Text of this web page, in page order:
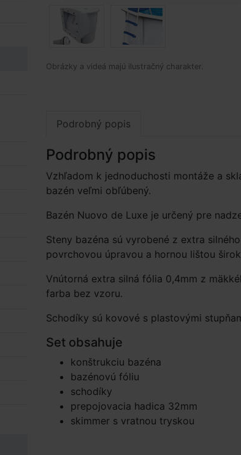
Obrázky a videá majú ilustračný charakter.
Podrobný popis
Podrobný popis
Vzhľadom k jednoduchosti montáže a
bazén veľmi obľúbený.
Bazén Nuovo de Luxe je určený pre
Steny bazéna sú vyrobené z extra
povrchovou úpravou a hornou lištou
Vnútorná extra silná fólia 0,4mm z
farba bez vzoru.
Schodíky sú kovové s plastovými
Set obsahuje
konštrukciu bazéna
bazénovú fóliu
schodíky
prepojovacia hadica 32mm
skimmer s vratnou tryskou